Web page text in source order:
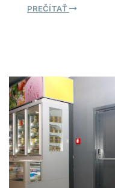
PREČÍTAŤ